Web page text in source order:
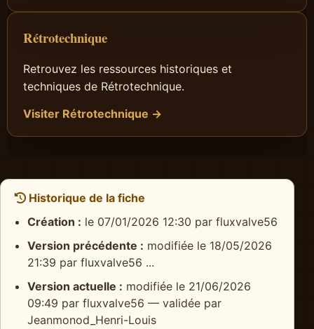
Rétrotechnique
Retrouvez les ressources historiques et
techniques de Rétrotechnique.
Visiter Rétrotechnique →
Historique de la fiche
Création : le 07/01/2026 12:30 par fluxvalve56
Version précédente : modifiée le 18/05/2026
21:39 par fluxvalve56 ...
Version actuelle : modifiée le 21/06/2026
09:49 par fluxvalve56 — validée par
Jeanmonod_Henri-Louis